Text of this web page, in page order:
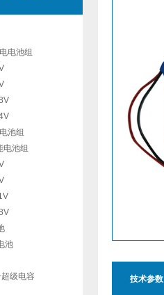
电池组
池组
电池组
池
级电容
技术参数